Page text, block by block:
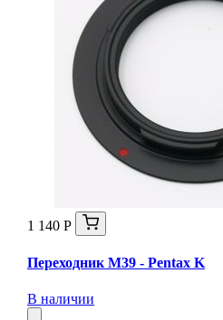
1 140 Р
Переходник M39 - Pentax K
В наличии